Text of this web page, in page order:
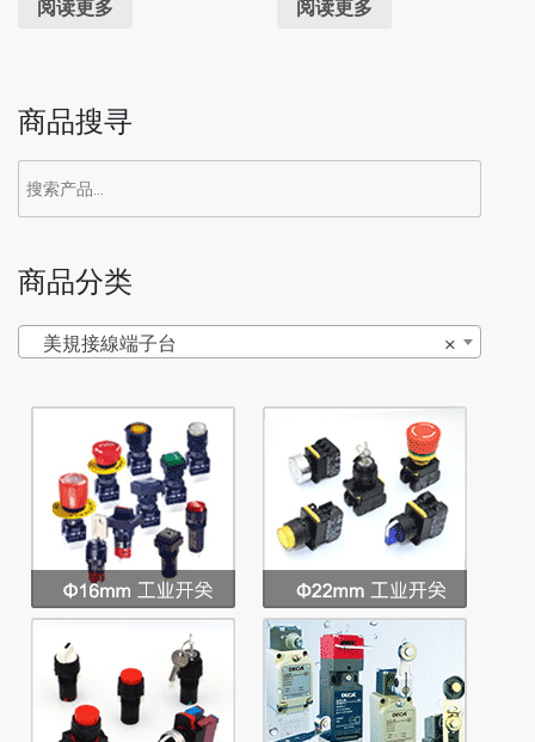
阅读更多 阅读更多
商品搜寻
商品分类
×
美規接線端子台